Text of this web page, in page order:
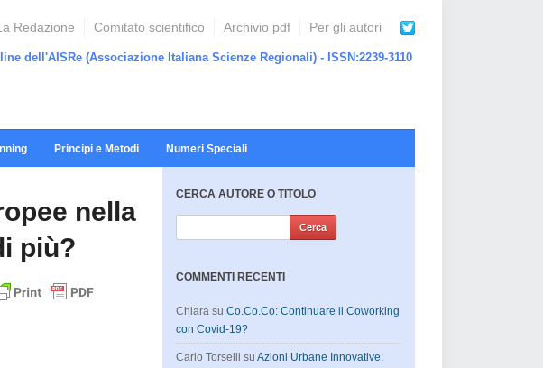
Redazione Comitato scientifico Archivio pdf Per gli autori
dell'AISRe (Associazione Italiana Scienze Regionali) - ISSN:2239-3110
Principi e Metodi Numeri Speciali
nella
più?
CERCA AUTORE O TITOLO
COMMENTI RECENTI
Chiara su Co.Co.Co: Continuare il Coworking
con Covid-19?
Carlo Torselli su Azioni Urbane Innovative: